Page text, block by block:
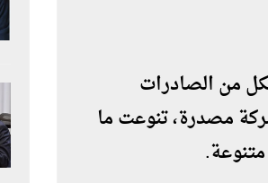
لكل من الصادرات
بالهيئة 4360 رسالة بنحو 270 ألف طن لعدد 1050 شركة مصدرة، تنوعت ما